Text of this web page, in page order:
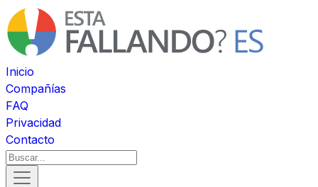
Inicio
Compañías
FAQ
Privacidad
Contacto